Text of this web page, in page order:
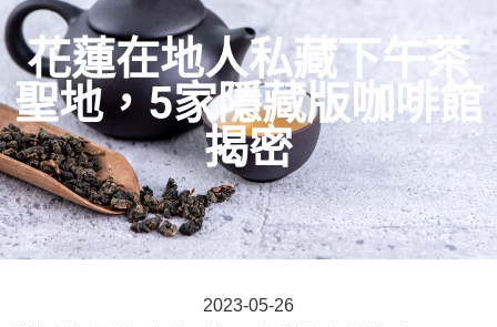
花蓮在地人私藏下午茶
聖地，5家隱藏版咖啡館
揭密
2023-05-26